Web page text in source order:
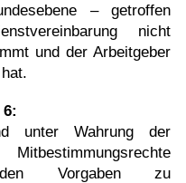
– getroffen
nicht
und der Arbeitgeber
unter Wahrung der
Vorgaben zu